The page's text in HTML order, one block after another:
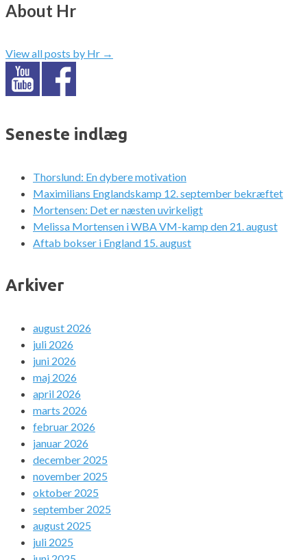
About Hr
View all posts by Hr →
Seneste indlæg
Thorslund: En dybere motivation
Maximilians Englandskamp 12. september bekræftet
Mortensen: Det er næsten uvirkeligt
Melissa Mortensen i WBA VM-kamp den 21. august
Aftab bokser i England 15. august
Arkiver
august 2026
juli 2026
juni 2026
maj 2026
april 2026
marts 2026
februar 2026
januar 2026
december 2025
november 2025
oktober 2025
september 2025
august 2025
juli 2025